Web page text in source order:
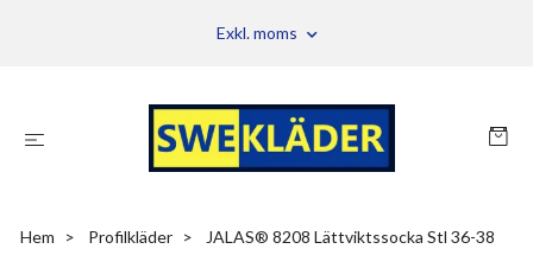
Exkl. moms
Hem Profilkläder JALAS® 8208 Lättviktssocka Stl 36-38